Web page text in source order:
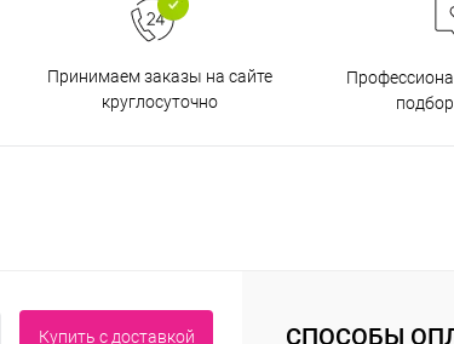
Принимаем заказы на сайте
круглосуточно
Купить c доставкой СПОСОБЫ